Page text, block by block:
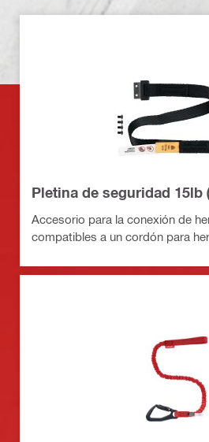
Pletina de seguridad 15lb
Accesorio para la conexión de
compatibles a un cordón para